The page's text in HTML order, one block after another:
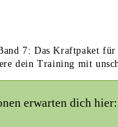
7: Das Kraftpaket für
dein Training mit
erwarten dich hier: